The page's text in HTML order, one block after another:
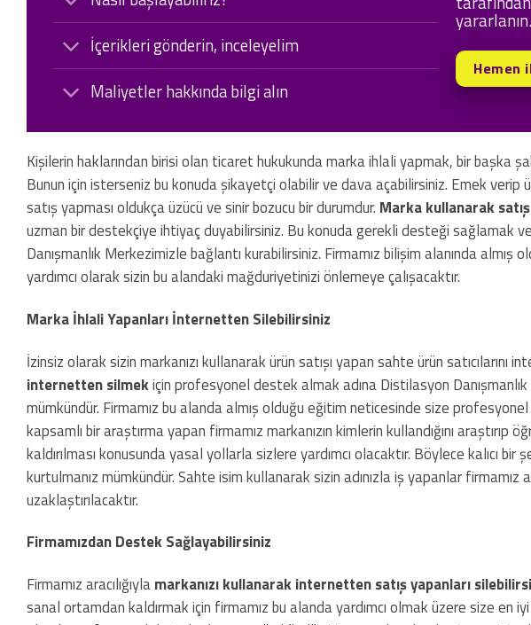
İçerikleri gönderin, inceleyelim
Maliyetler hakkında bilgi alın
yararlanın.
Hemen
Kişilerin haklarından birisi olan ticaret hukukunda marka ihlali yapmak, bir başka
Bunun için isterseniz bu konuda şikayetçi olabilir ve dava açabilirsiniz. Emek verip
satış yapması oldukça üzücü ve sinir bozucu bir durumdur. Marka kullanarak
uzman bir destekçiye ihtiyaç duyabilirsiniz. Bu konuda gerekli desteği sağlamak
Danışmanlık Merkezimizle bağlantı kurabilirsiniz. Firmamız bilişim alanında
yardımcı olarak sizin bu alandaki mağduriyetinizi önlemeye çalışacaktır.
Marka İhlali Yapanları İnternetten Silebilirsiniz
İzinsiz olarak sizin markanızı kullanarak ürün satışı yapan sahte ürün satıcılarını
internetten silmekiçin profesyonel destek almak adına Distilasyon
mümkündür. Firmamız bu alanda almış olduğu eğitim neticesinde size
kapsamlı bir araştırma yapan firmamız markanızın kimlerin kullandığını
kaldırılması konusunda yasal yollarla sizlere yardımcı olacaktır. Böylece kalıcı
kurtulmanız mümkündür. Sahte isim kullanarak sizin adınızla iş yapanlar firmamız
uzaklaştırılacaktır.
Firmamızdan Destek Sağlayabilirsiniz
Firmamız aracılığıylamarkanızı kullanarak internetten satış yapanları
sanal ortamdan kaldırmak için firmamız bu alanda yardımcı olmak üzere size en iyi